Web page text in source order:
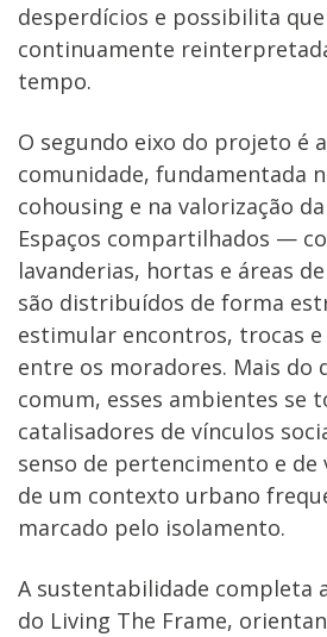
desperdícios e possibilita
continuamente
tempo.
O segundo eixo do projeto é
comunidade, fundamentada
cohousing e na valorização
Espaços compartilhados —
lavanderias, hortas e áreas
são distribuídos de forma
estimular encontros, trocas e
entre os moradores. Mais do
comum, esses ambientes se
catalisadores de vínculos
senso de pertencimento e de
de um contexto urbano
marcado pelo isolamento.
A sustentabilidade completa
do Living The Frame,